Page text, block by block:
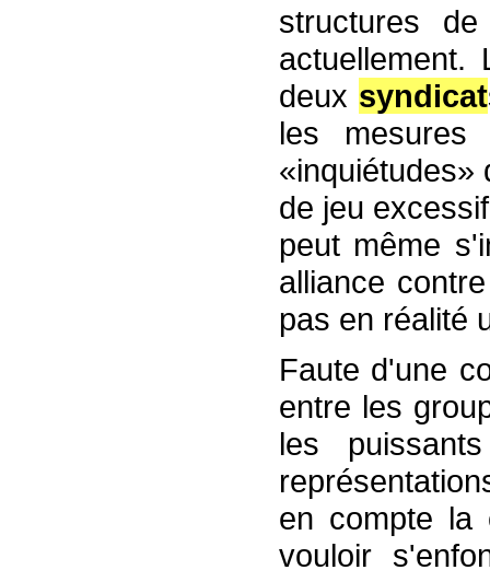
structures
actuellement.
deux syndicat
les mesures
«inquiétudes»
de jeu
peut même
alliance
pas en réalité
Faute d'une
entre les
les
en compte la
vouloir